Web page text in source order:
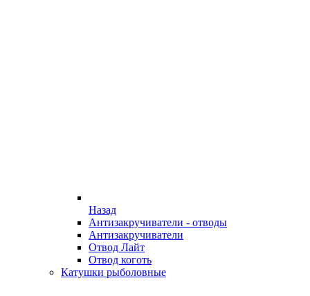
Назад
Антизакручиватели - отводы
Антизакручиватели
Отвод Лайт
Отвод коготь
Катушки рыболовные